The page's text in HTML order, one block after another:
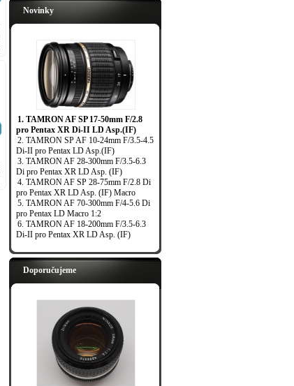
Novinky
1. TAMRON AF SP 17-50mm F/2.8
pro Pentax XR Di-II LD Asp.(IF)
2. TAMRON SP AF 10-24mm F/3.5-4.5
Di-II pro Pentax LD Asp.(IF)
3. TAMRON AF 28-300mm F/3.5-6.3
Di pro Pentax XR LD Asp. (IF)
4. TAMRON AF SP 28-75mm F/2.8 Di
pro Pentax XR LD Asp. (IF) Macro
5. TAMRON AF 70-300mm F/4-5.6 Di
pro Pentax LD Macro 1:2
6. TAMRON AF 18-200mm F/3.5-6.3
Di-II pro Pentax XR LD Asp. (IF)
Doporučujeme